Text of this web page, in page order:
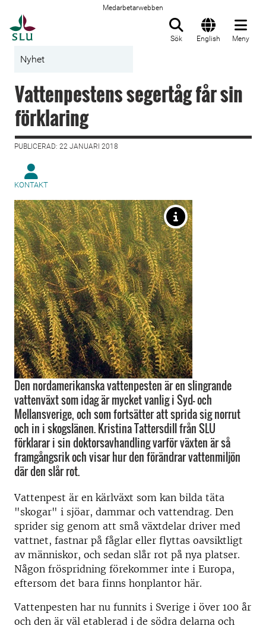
Medarbetarwebben
Sök English Meny
Nyhet
Vattenpestens segertåg får sin
förklaring
PUBLICERAD: 22 JANUARI 2018
KONTAKT
Den nordamerikanska vattenpesten är en slingrande
vattenväxt som idag är mycket vanlig i Syd- och
Mellansverige, och som fortsätter att sprida sig norrut
och in i skogslänen. Kristina Tattersdill från SLU
förklarar i sin doktorsavhandling varför växten är så
framgångsrik och visar hur den förändrar vattenmiljön
där den slår rot.
Vattenpest är en kärlväxt som kan bilda täta
"skogar" i sjöar, dammar och vattendrag. Den
sprider sig genom att små växtdelar driver med
vattnet, fastnar på fåglar eller flyttas oavsiktligt
av människor, och sedan slår rot på nya platser.
Någon fröspridning förekommer inte i Europa,
eftersom det bara finns honplantor här.
Vattenpesten har nu funnits i Sverige i över 100 år
och den är väl etablerad i de södra delarna och